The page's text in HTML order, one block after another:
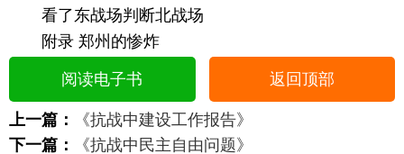
看了东战场判断北战场
附录 郑州的惨炸
阅读电子书 返回顶部
上一篇：
《抗战中建设工作报告》
下一篇：
《抗战中民主自由问题》